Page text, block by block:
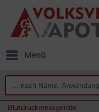
Menü
Blutdruckmessgeräte